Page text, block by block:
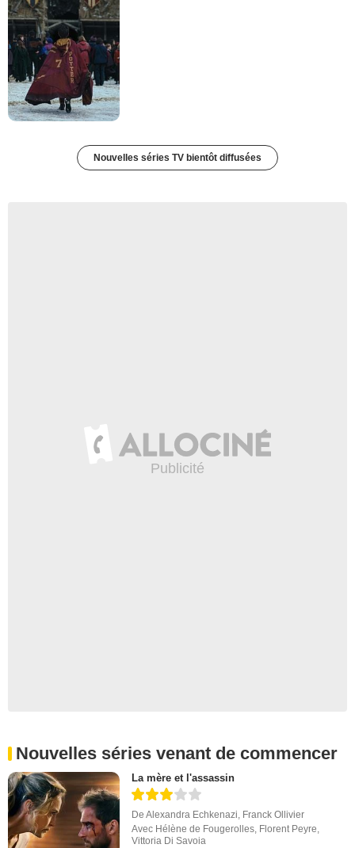
Nouvelles séries TV bientôt diffusées
Nouvelles séries venant de commencer
La mère et l'assassin
DeAlexandra Echkenazi, Franck Ollivier
Avec Hélène de Fougerolles, Florent Peyre,
Vittoria Di Savoia